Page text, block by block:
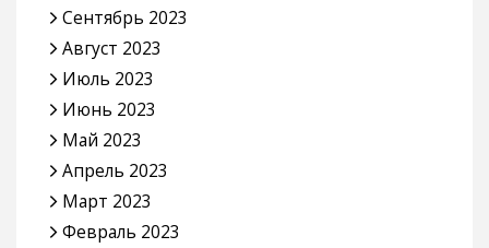
Сентябрь 2023
Август 2023
Июль 2023
Июнь 2023
Май 2023
Апрель 2023
Март 2023
Февраль 2023